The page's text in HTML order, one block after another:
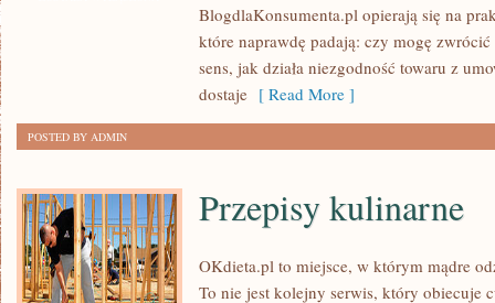
NEGOCJACJE
BlogdlaKonsumenta.pl opierają się na
które naprawdę padają: czy mogę
sens, jak działa niezgodność towaru z
dostaje [ Read More ]
POSTED BY ADMIN
Przepisy kulinarne
OKdieta.pl to miejsce, w którym mądre
To nie jest kolejny serwis, który obiecuje